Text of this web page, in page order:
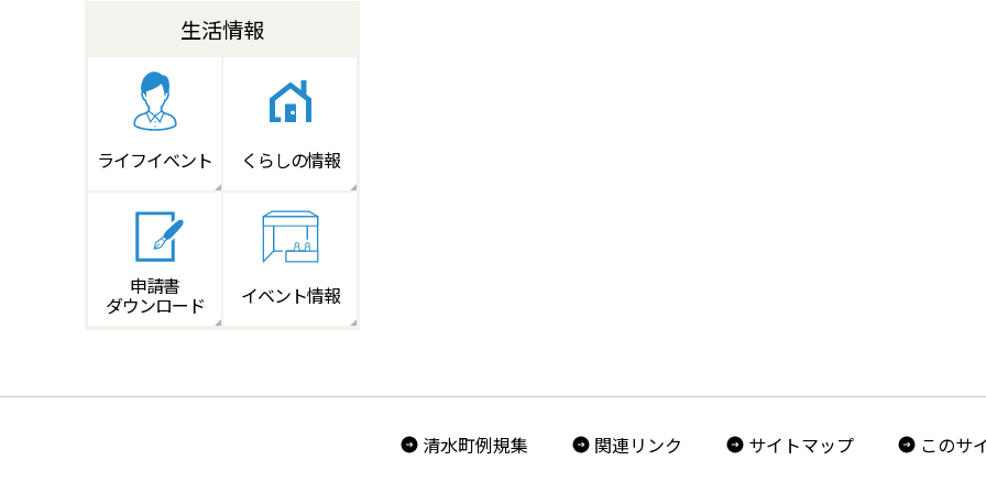
生活情報
ライフイベント くらしの情報
申請書
ダウンロード イベント情報
清水町例規集 関連リンク サイトマップ このサ